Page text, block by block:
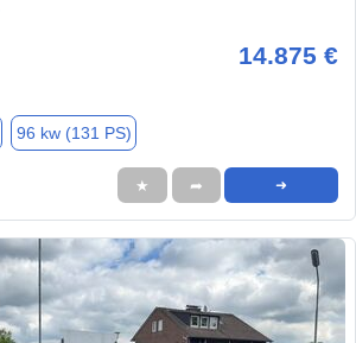
14.875 €
96 kw (131 PS)
★ ➦ ➜